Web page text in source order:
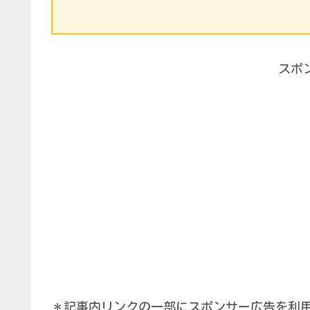
スポ
＊記事内リンクの一部にスポンサー広告を利